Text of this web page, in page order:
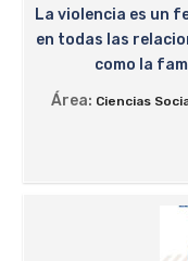
La violencia es un
en todas las
como la
Área: Ciencias